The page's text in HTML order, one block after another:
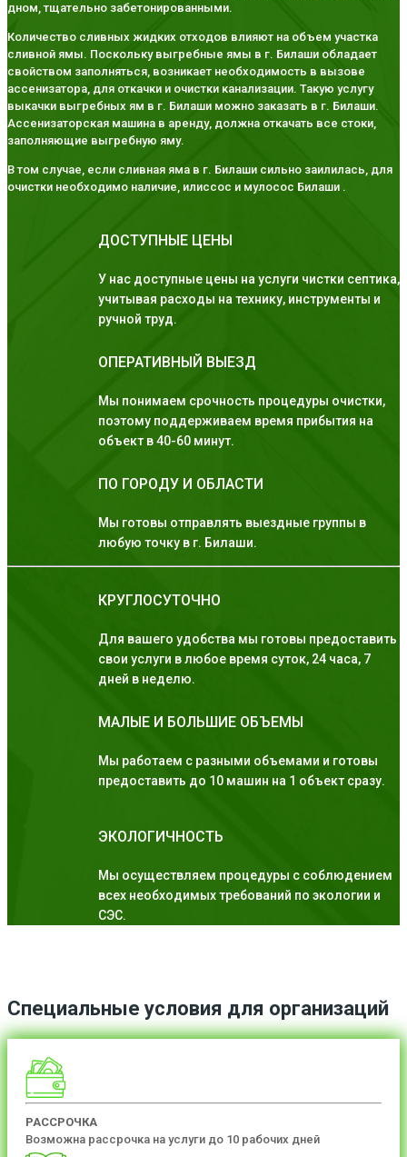
дном, тщательно забетонированными.
Количество сливных жидких отходов влияют на объем участка
сливной ямы. Поскольку выгребные ямы в г. Билаши обладает
свойством заполняться, возникает необходимость в вызове
ассенизатора, для откачки и очистки канализации. Такую услугу
выкачки выгребных ям в г. Билаши можно заказать в г. Билаши.
Ассенизаторская машина в аренду, должна откачать все стоки,
заполняющие выгребную яму.
В том случае, если сливная яма в г. Билаши сильно заилилась, для
очистки необходимо наличие, илиссос и мулосос Билаши .
ДОСТУПНЫЕ ЦЕНЫ
У нас доступные цены на услуги чистки септика,
учитывая расходы на технику, инструменты и
ручной труд.
ОПЕРАТИВНЫЙ ВЫЕЗД
Мы понимаем срочность процедуры очистки,
поэтому поддерживаем время прибытия на
объект в 40-60 минут.
ПО ГОРОДУ И ОБЛАСТИ
Мы готовы отправлять выездные группы в
любую точку в г. Билаши.
КРУГЛОСУТОЧНО
Для вашего удобства мы готовы предоставить
свои услуги в любое время суток, 24 часа, 7
дней в неделю.
МАЛЫЕ И БОЛЬШИЕ ОБЪЕМЫ
Мы работаем с разными объемами и готовы
предоставить до 10 машин на 1 объект сразу.
ЭКОЛОГИЧНОСТЬ
Мы осуществляем процедуры с соблюдением
всех необходимых требований по экологии и
СЭС.
Специальные условия для организаций
РАССРОЧКА
Возможна рассрочка на услуги до 10 рабочих дней